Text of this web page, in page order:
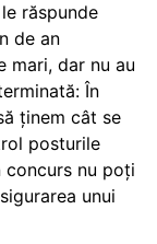
răspunde
de an
mari, dar nu au
În
ținem cât se
posturile
nu poți
unui